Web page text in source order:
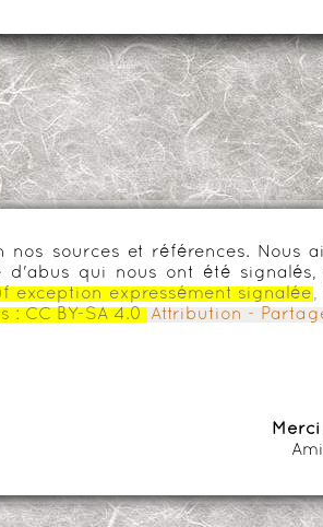
sources et références. Nous
qui nous ont été
exception expressément signalée ,
: CC BY-SA 4.0 Attribution -